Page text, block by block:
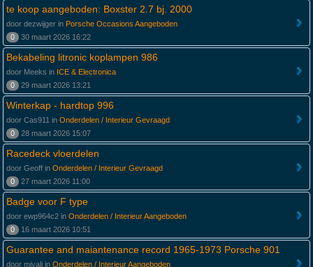
te koop aangeboden: Boxster 2.7 bj. 2000
door dezwijger in Porsche Occasions Aangeboden
0
30 maart 2026 16:22
Bekabeling litronic koplampen 986
door Meeks in ICE & Electronica
0
29 maart 2026 13:21
Winterkap - hardtop 996
door Cas911 in Onderdelen / Interieur Gevraagd
0
28 maart 2026 15:07
Racedeck vloerdelen
door Geoff in Onderdelen / Interieur Gevraagd
0
27 maart 2026 11:00
Badge voor F type
door ewp964c2 in Onderdelen / Interieur Aangeboden
0
16 maart 2026 10:51
Guarantee and maiantenance record 1965-1973 Porsche 901
door mivali in Onderdelen / Interieur Aangeboden